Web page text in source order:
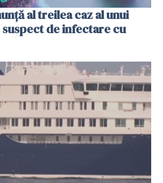
al treilea caz al unui
de infectare cu